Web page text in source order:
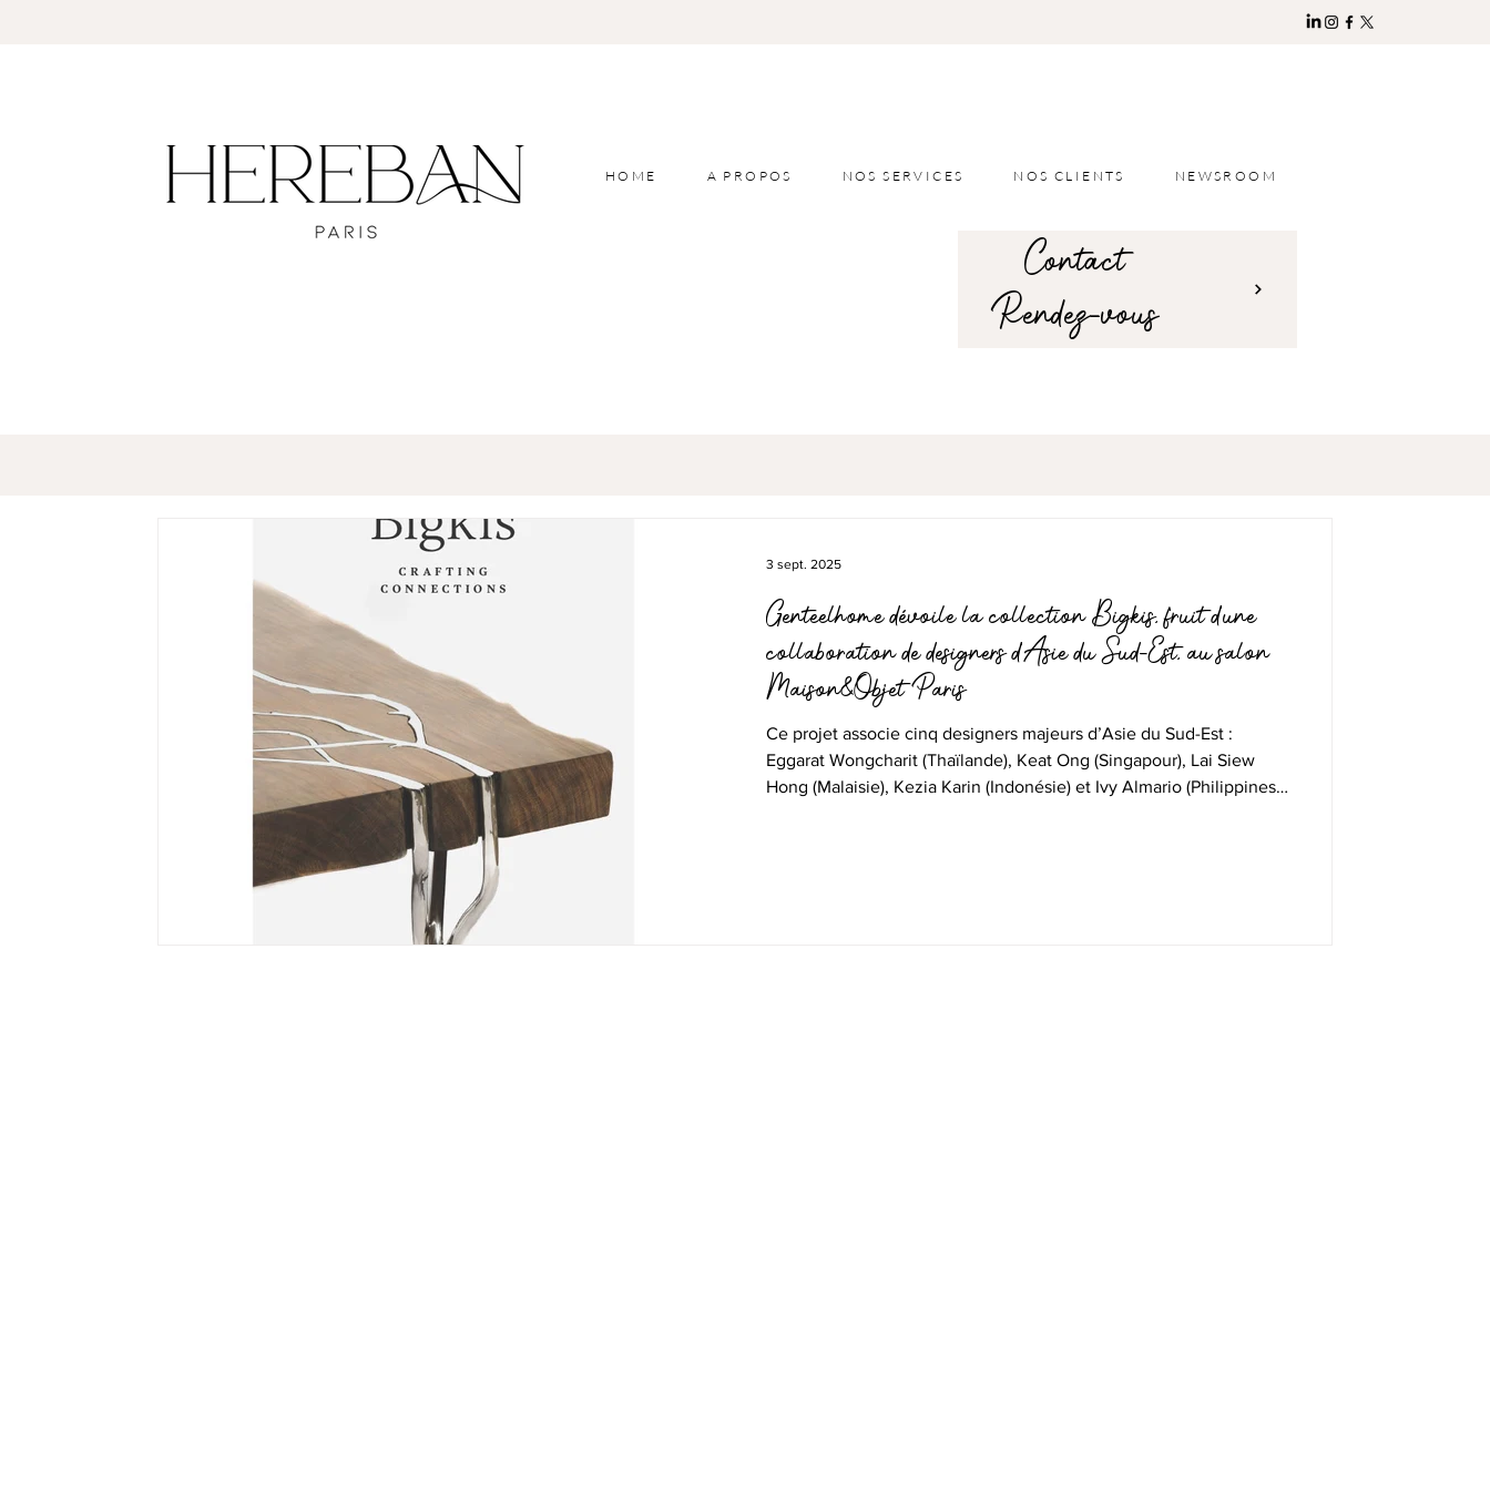
HOME A PROPOS NOS SERVICES NOS CLIENTS NEWSROOM
Rendez-vous
Contact
Genteelhome dévoile la collection Bigkis, fruit d’une
collaboration de designers d’Asie du Sud-Est, au salon
Maison&Objet Paris
Ce projet associe cinq designers majeurs d’Asie du Sud-Est :
Eggarat Wongcharit (Thaïlande), Keat Ong (Singapour), Lai Siew
Hong (Malaisie), Kezia Karin (Indonésie) et Ivy Almario (Philippines),
3 sept. 2025